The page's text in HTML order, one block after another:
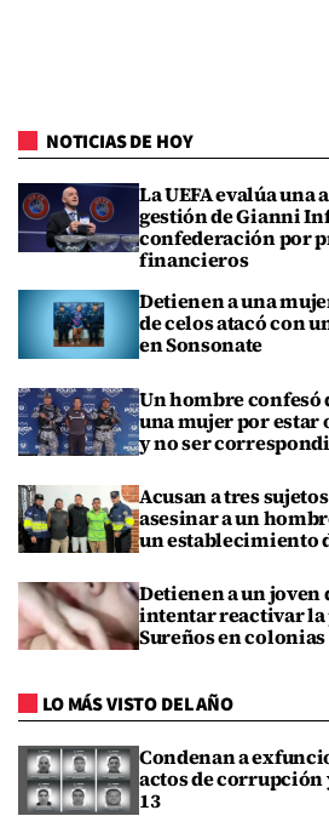
NOTICIAS DE HOY
La UEFA evalúa
gestión de Gianni
confederación por
financieros
Detienen a una
de celos atacó con
en Sonsonate
Un hombre confesó
una mujer por estar
y no ser
Acusan a tres
asesinar a un
un establecimiento
Detienen a un
intentar reactivar
Sureños en colonias
LO MÁS VISTO DEL AÑO
Condenan a
actos de corrupción
13